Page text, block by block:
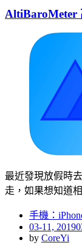
AltiBaroMeter
最近發現放假時
走，如果想知道
手機：
Posted
on
03-11, 2019
by CoreYi